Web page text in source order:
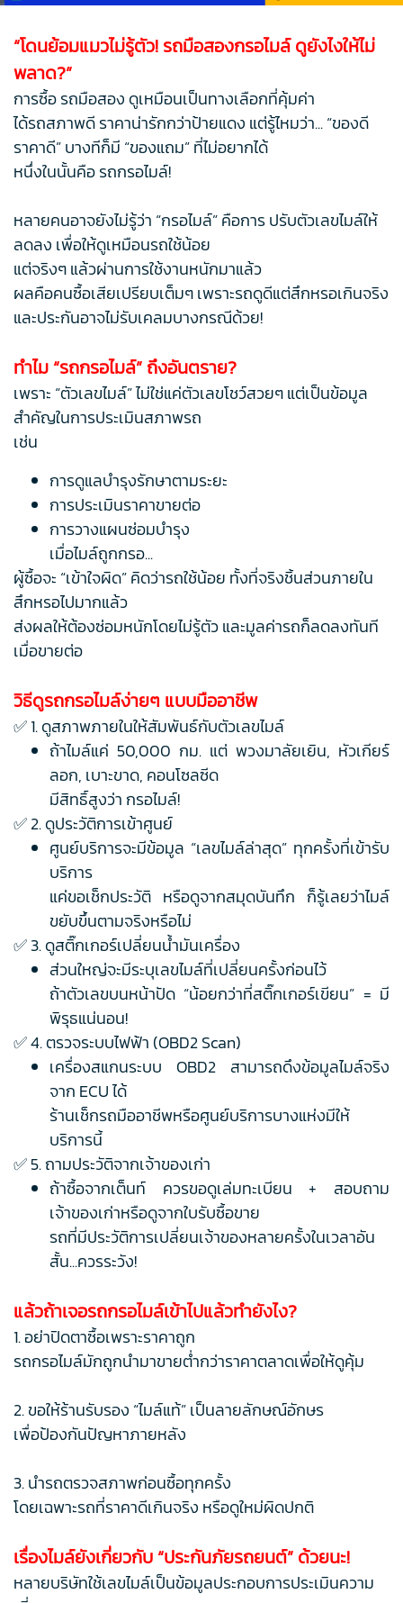
“โดนย้อมแมวไม่รู้ตัว! รถมือสองกรอไมล์ ดูยังไงให้ไม่
พลาด?”
การซื้อ รถมือสอง ดูเหมือนเป็นทางเลือกที่คุ้มค่า
ได้รถสภาพดี ราคาน่ารักกว่าป้ายแดง แต่รู้ไหมว่า... “ของดี
ราคาดี” บางทีก็มี “ของแถม” ที่ไม่อยากได้
หนึ่งในนั้นคือ รถกรอไมล์!
หลายคนอาจยังไม่รู้ว่า “กรอไมล์” คือการ ปรับตัวเลขไมล์ให้
ลดลง เพื่อให้ดูเหมือนรถใช้น้อย
แต่จริงๆ แล้วผ่านการใช้งานหนักมาแล้ว
ผลคือคนซื้อเสียเปรียบเต็มๆ เพราะรถดูดีแต่สึกหรอเกินจริง
และประกันอาจไม่รับเคลมบางกรณีด้วย!
ทำไม “รถกรอไมล์” ถึงอันตราย?
เพราะ “ตัวเลขไมล์” ไม่ใช่แค่ตัวเลขโชว์สวยๆ แต่เป็นข้อมูล
สำคัญในการประเมินสภาพรถ
เช่น
การดูแลบำรุงรักษาตามระยะ
การประเมินราคาขายต่อ
การวางแผนซ่อมบำรุง
เมื่อไมล์ถูกกรอ...
ผู้ซื้อจะ “เข้าใจผิด” คิดว่ารถใช้น้อย ทั้งที่จริงชิ้นส่วนภายใน
สึกหรอไปมากแล้ว
ส่งผลให้ต้องซ่อมหนักโดยไม่รู้ตัว และมูลค่ารถก็ลดลงทันที
เมื่อขายต่อ
วิธีดูรถกรอไมล์ง่ายๆ แบบมืออาชีพ
✅ 1. ดูสภาพภายในให้สัมพันธ์กับตัวเลขไมล์
ถ้าไมล์แค่ 50,000 กม. แต่ พวงมาลัยเยิน, หัวเกียร์
ลอก, เบาะขาด, คอนโซลซีด
มีสิทธิ์สูงว่า กรอไมล์!
✅ 2. ดูประวัติการเข้าศูนย์
ศูนย์บริการจะมีข้อมูล “เลขไมล์ล่าสุด” ทุกครั้งที่เข้ารับ
บริการ
แค่ขอเช็กประวัติ หรือดูจากสมุดบันทึก ก็รู้เลยว่าไมล์
ขยับขึ้นตามจริงหรือไม่
✅ 3. ดูสติ๊กเกอร์เปลี่ยนน้ำมันเครื่อง
ส่วนใหญ่จะมีระบุเลขไมล์ที่เปลี่ยนครั้งก่อนไว้
ถ้าตัวเลขบนหน้าปัด “น้อยกว่าที่สติ๊กเกอร์เขียน” = มี
พิรุธแน่นอน!
✅ 4. ตรวจระบบไฟฟ้า (OBD2 Scan)
เครื่องสแกนระบบ OBD2 สามารถดึงข้อมูลไมล์จริง
จาก ECU ได้
ร้านเช็กรถมืออาชีพหรือศูนย์บริการบางแห่งมีให้
บริการนี้
✅ 5. ถามประวัติจากเจ้าของเก่า
ถ้าซื้อจากเต็นท์ ควรขอดูเล่มทะเบียน + สอบถาม
เจ้าของเก่าหรือดูจากใบรับซื้อขาย
รถที่มีประวัติการเปลี่ยนเจ้าของหลายครั้งในเวลาอัน
สั้น...ควรระวัง!
แล้วถ้าเจอรถกรอไมล์เข้าไปแล้วทำยังไง?
1. อย่าปิดตาซื้อเพราะราคาถูก
รถกรอไมล์มักถูกนำมาขายต่ำกว่าราคาตลาดเพื่อให้ดูคุ้ม
2. ขอให้ร้านรับรอง “ไมล์แท้” เป็นลายลักษณ์อักษร
เพื่อป้องกันปัญหาภายหลัง
3. นำรถตรวจสภาพก่อนซื้อทุกครั้ง
โดยเฉพาะรถที่ราคาดีเกินจริง หรือดูใหม่ผิดปกติ
เรื่องไมล์ยังเกี่ยวกับ “ประกันภัยรถยนต์” ด้วยนะ!
หลายบริษัทใช้เลขไมล์เป็นข้อมูลประกอบการประเมินความ